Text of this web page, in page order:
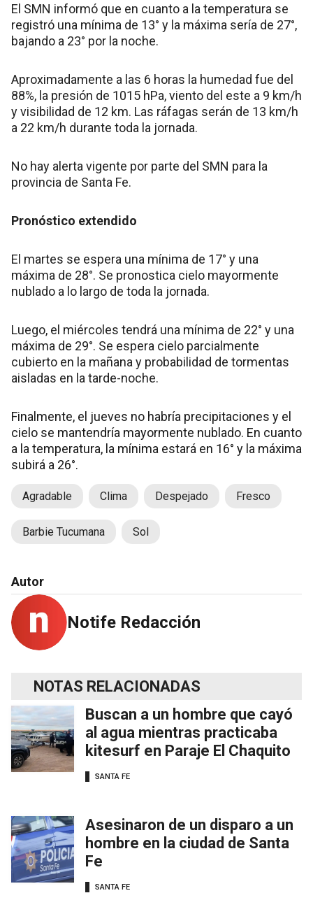
El SMN informó que en cuanto a la temperatura se
registró una mínima de 13° y la máxima sería de 27°,
bajando a 23° por la noche.
Aproximadamente a las 6 horas la humedad fue del
88%, la presión de 1015 hPa, viento del este a 9 km/h
y visibilidad de 12 km. Las ráfagas serán de 13 km/h
a 22 km/h durante toda la jornada.
No hay alerta vigente por parte del SMN para la
provincia de Santa Fe.
Pronóstico extendido
El martes se espera una mínima de 17° y una
máxima de 28°. Se pronostica cielo mayormente
nublado a lo largo de toda la jornada.
Luego, el miércoles tendrá una mínima de 22° y una
máxima de 29°. Se espera cielo parcialmente
cubierto en la mañana y probabilidad de tormentas
aisladas en la tarde-noche.
Finalmente, el jueves no habría precipitaciones y el
cielo se mantendría mayormente nublado. En cuanto
a la temperatura, la mínima estará en 16° y la máxima
subirá a 26°.
Agradable Clima Despejado Fresco
Barbie Tucumana Sol
Autor
Notife Redacción
NOTAS RELACIONADAS
Buscan a un hombre que cayó
al agua mientras practicaba
kitesurf en Paraje El Chaquito
SANTA FE
Asesinaron de un disparo a un
hombre en la ciudad de Santa
Fe
SANTA FE